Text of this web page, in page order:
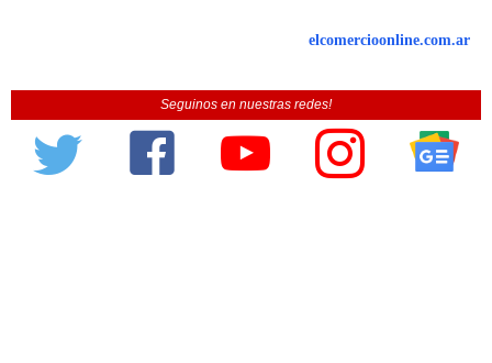
elcomercioonline.com.ar
Seguinos en nuestras redes!